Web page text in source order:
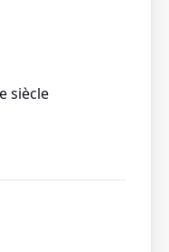
siècle